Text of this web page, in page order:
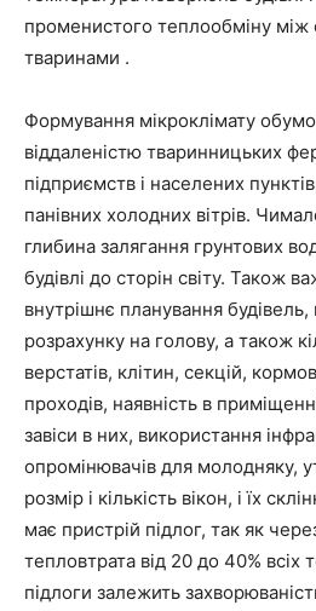
променистого теплообміну між
тваринами .
Формування мікроклімату
віддаленістю тваринницьких
підприємств і населених
панівних холодних вітрів.
глибина залягання грунтових
будівлі до сторін світу. Також
внутрішнє планування
розрахунку на голову, а також
верстатів, клітин, секцій,
проходів, наявність в
завіси в них, використання
опромінювачів для молодняку,
розмір і кількість вікон, і їх
має пристрій підлог, так як
тепловтрата від 20 до 40% всіх
підлоги залежить